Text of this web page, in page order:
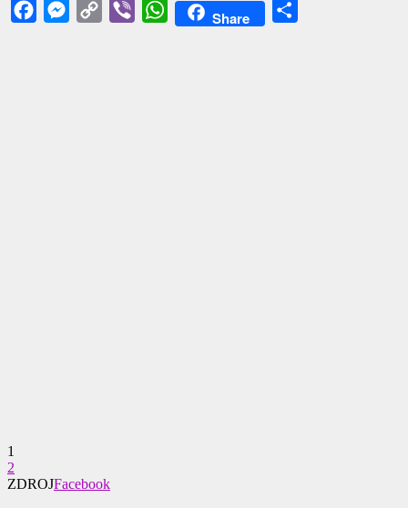
FacebookMessenger
Copy
Viber WhatsAppShare
1
2
ZDROJFacebook